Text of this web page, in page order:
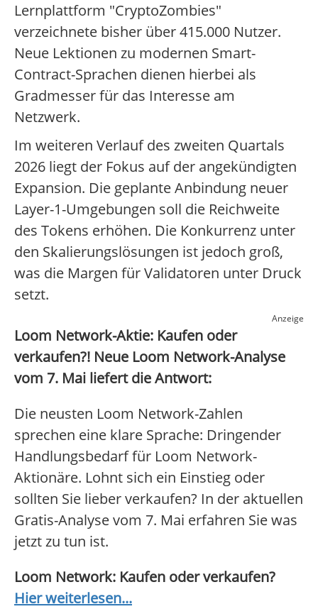
Lernplattform "CryptoZombies"
verzeichnete bisher über 415.000 Nutzer.
Neue Lektionen zu modernen Smart-
Contract-Sprachen dienen hierbei als
Gradmesser für das Interesse am
Netzwerk.
Im weiteren Verlauf des zweiten Quartals
2026 liegt der Fokus auf der angekündigten
Expansion. Die geplante Anbindung neuer
Layer-1-Umgebungen soll die Reichweite
des Tokens erhöhen. Die Konkurrenz unter
den Skalierungslösungen ist jedoch groß,
was die Margen für Validatoren unter Druck
setzt.
Anzeige
Loom Network-Aktie: Kaufen oder
verkaufen?! Neue Loom Network-Analyse
vom 7. Mai liefert die Antwort:
Die neusten Loom Network-Zahlen
sprechen eine klare Sprache: Dringender
Handlungsbedarf für Loom Network-
Aktionäre. Lohnt sich ein Einstieg oder
sollten Sie lieber verkaufen? In der aktuellen
Gratis-Analyse vom 7. Mai erfahren Sie was
jetzt zu tun ist.
Loom Network: Kaufen oder verkaufen?
Hier weiterlesen...